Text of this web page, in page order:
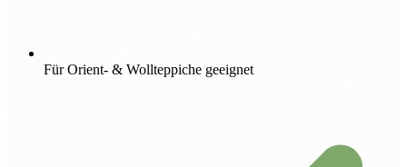
Für Orient- & Wollteppiche geeignet